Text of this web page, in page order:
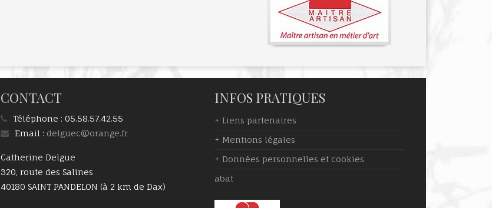
CONTACT
Téléphone : 05.58.57.42.55
Email : delguec@orange.fr
Catherine Delgue
320, route des Salines
40180 SAINT PANDELON (à 2 km de Dax)
INFOS PRATIQUES
+ Liens partenaires
+ Mentions légales
+ Données personnelles et cookies
abat